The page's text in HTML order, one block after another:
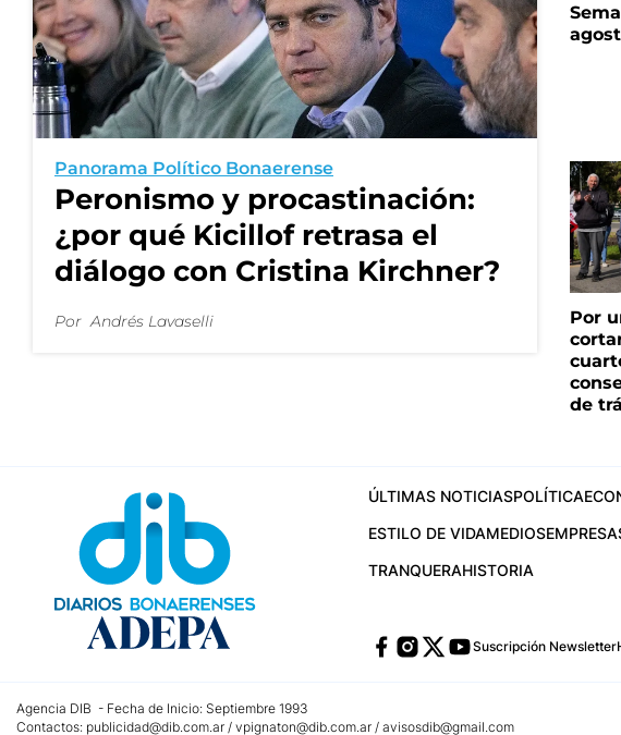
Panorama Político Bonaerense
Peronismo y procastinación:
¿por qué Kicillof retrasa el
diálogo con Cristina Kirchner?
Por Andrés Lavaselli
Por
de
ÚLTIMAS NOTICIASPOLÍTICA
ESTILO DE VIDAMEDIOS
TRANQUERAHISTORIA
Suscripción Newsletter
Agencia DIB - Fecha de Inicio: Septiembre 1993
Contactos: publicidad@dib.com.ar / vpignaton@dib.com.ar / avisosdib@gmail.com